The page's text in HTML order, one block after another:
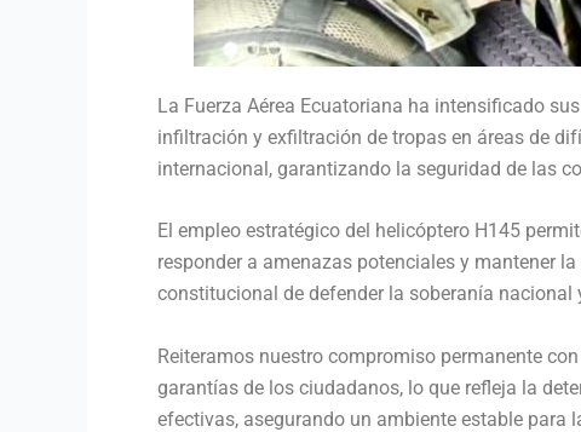
La Fuerza Aérea Ecuatoriana ha intensificado
infiltración y exfiltración de tropas en áreas de
internacional, garantizando la seguridad de las
El empleo estratégico del helicóptero H145
responder a amenazas potenciales y mantener
constitucional de defender la soberanía
Reiteramos nuestro compromiso permanente
garantías de los ciudadanos, lo que refleja la
efectivas, asegurando un ambiente estable para